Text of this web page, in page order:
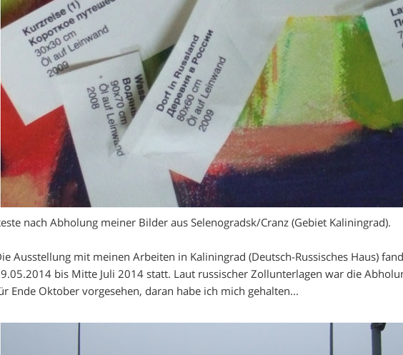
nach Abholung meiner Bilder aus Selenogradsk/Cranz (Gebiet Kaliningrad).
Ausstellung mit meinen Arbeiten in Kaliningrad (Deutsch-Russisches Haus)
bis Mitte Juli 2014 statt. Laut russischer Zollunterlagen war die
Ende Oktober vorgesehen, daran habe ich mich gehalten...